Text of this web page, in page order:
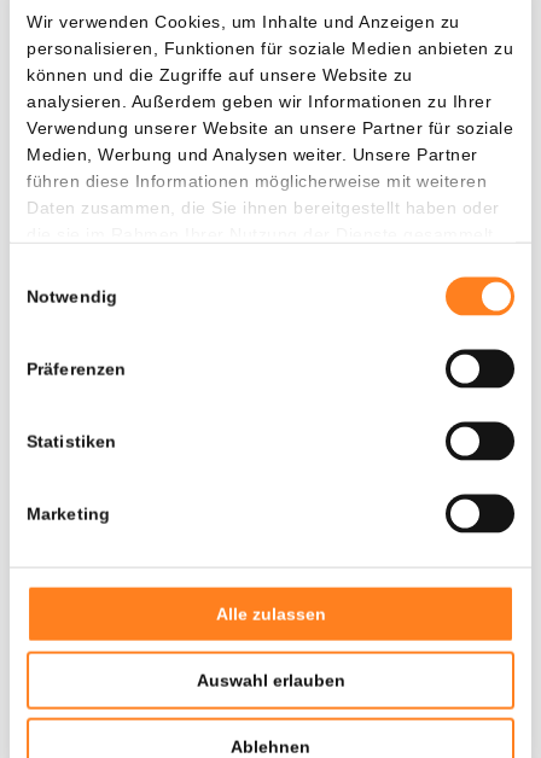
Wir verwenden Cookies, um Inhalte und Anzeigen zu
personalisieren, Funktionen für soziale Medien anbieten zu
können und die Zugriffe auf unsere Website zu
analysieren. Außerdem geben wir Informationen zu Ihrer
Verwendung unserer Website an unsere Partner für soziale
Medien, Werbung und Analysen weiter. Unsere Partner
führen diese Informationen möglicherweise mit weiteren
Daten zusammen, die Sie ihnen bereitgestellt haben oder
Notwendig
Präferenzen
Statistiken
Marketing
Alle zulassen
Auswahl erlauben
Ablehnen
Was, wenn ich...?
Zie hoeveel waarde je vandaag zou hebben als
je dollar-cost averaging had toegepast op
verschillende cryptocurrencies.
Hätte investiert In
$
Door een fout konden er geen gegevens worden
opgehaald, probeer het later opnieuw.